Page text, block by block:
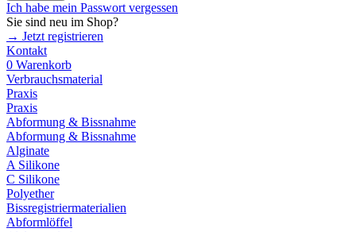
Ich habe mein Passwort vergessen
Sie sind neu im Shop?
→ Jetzt registrieren
Kontakt
0 Warenkorb
Verbrauchsmaterial
Praxis
Praxis
Abformung & Bissnahme
Abformung & Bissnahme
Alginate
A Silikone
C Silikone
Polyether
Bissregistriermaterialien
Abformlöffel